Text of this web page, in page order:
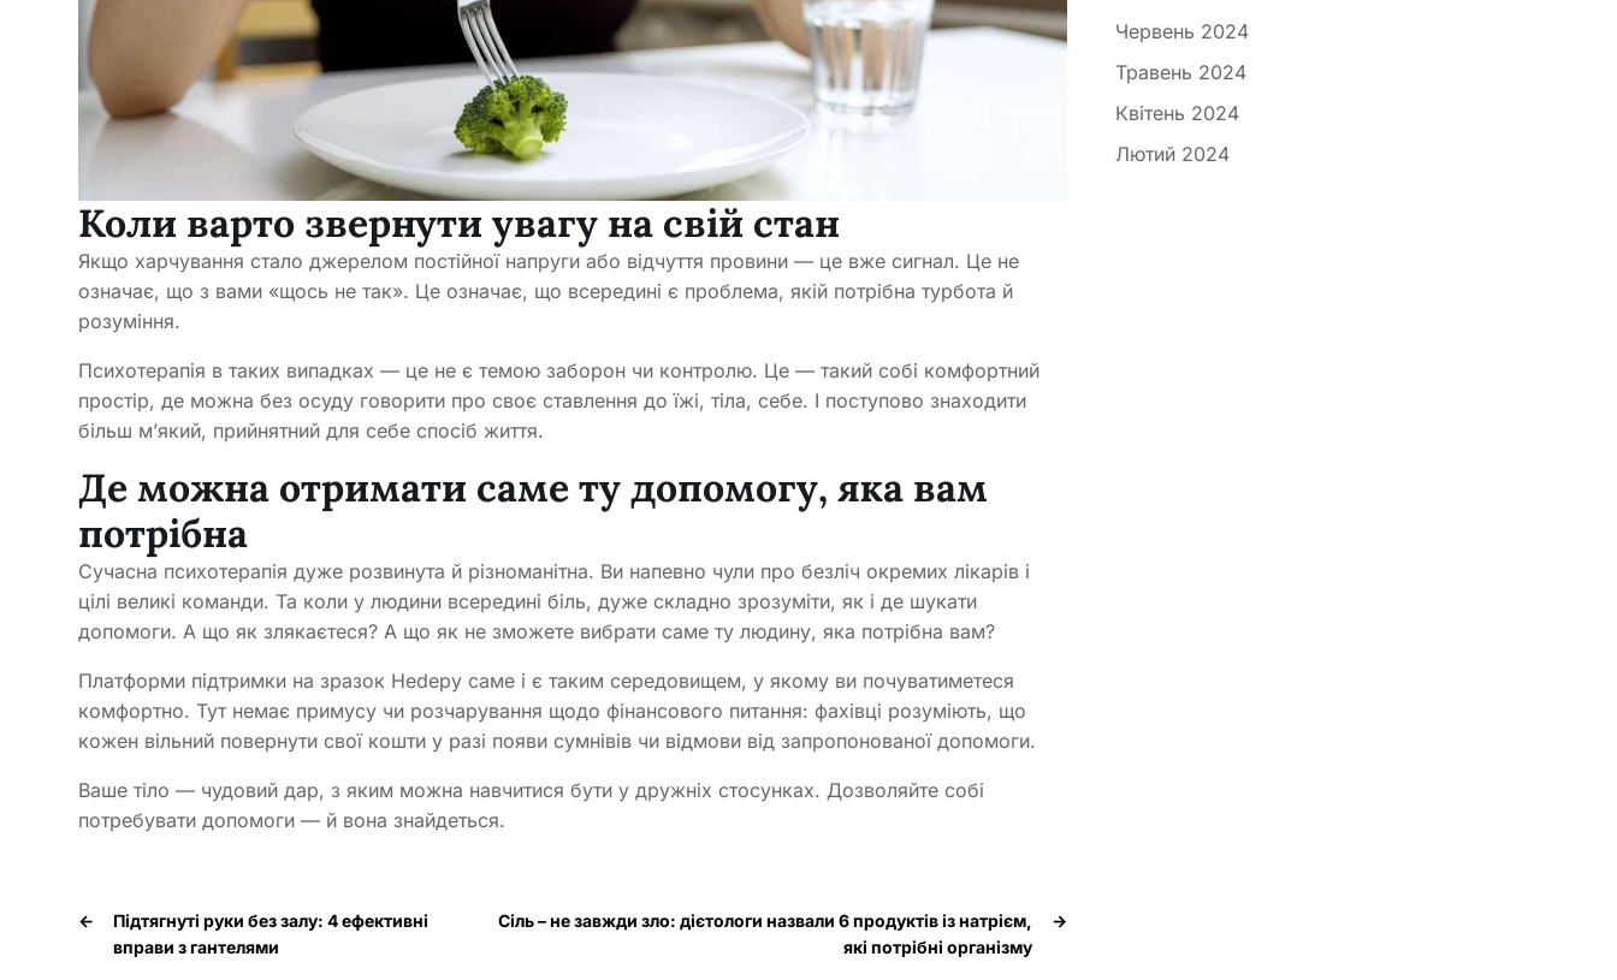
Коли варто звернути увагу на свій стан
Якщо харчування стало джерелом постійної напруги або відчуття провини — це вже сигнал. Це не
означає, що з вами «щось не так». Це означає, що всередині є проблема, якій потрібна турбота й
розуміння.
Психотерапія в таких випадках — це не є темою заборон чи контролю. Це — такий собі комфортний
простір, де можна без осуду говорити про своє ставлення до їжі, тіла, себе. І поступово знаходити
більш м’який, прийнятний для себе спосіб життя.
Де можна отримати саме ту допомогу, яка вам
потрібна
Сучасна психотерапія дуже розвинута й різноманітна. Ви напевно чули про безліч окремих лікарів і
цілі великі команди. Та коли у людини всередині біль, дуже складно зрозуміти, як і де шукати
допомоги. А що як злякаєтеся? А що як не зможете вибрати саме ту людину, яка потрібна вам?
Платформи підтримки на зразок Hedepy саме і є таким середовищем, у якому ви почуватиметеся
комфортно. Тут немає примусу чи розчарування щодо фінансового питання: фахівці розуміють, що
кожен вільний повернути свої кошти у разі появи сумнівів чи відмови від запропонованої допомоги.
Ваше тіло — чудовий дар, з яким можна навчитися бути у дружніх стосунках. Дозволяйте собі
потребувати допомоги — й вона знайдеться.
←
Підтягнуті руки без залу: 4 ефективні
вправи з гантелями
→
Сіль – не завжди зло: дієтологи назвали 6 продуктів із натрієм,
які потрібні організму
Червень 2024
Травень 2024
Квітень 2024
Лютий 2024